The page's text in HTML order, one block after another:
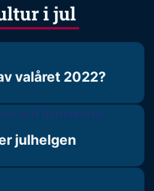
i jul
valåret 2022?
julhelgen